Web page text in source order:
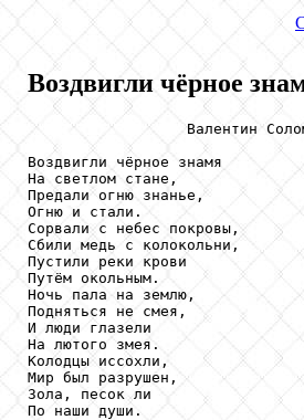
Воздвигли чёрное
Валентин
Воздвигли чёрное знамя
На светлом стане,
Предали огню знанье,
Огню и стали.
Сорвали с небес покровы,
Сбили медь с колокольни,
Пустили реки крови
Путём окольным.
Ночь пала на землю,
Подняться не смея,
И люди глазели
На лютого змея.
Колодцы иссохли,
Мир был разрушен,
Зола, песок ли
По наши души.